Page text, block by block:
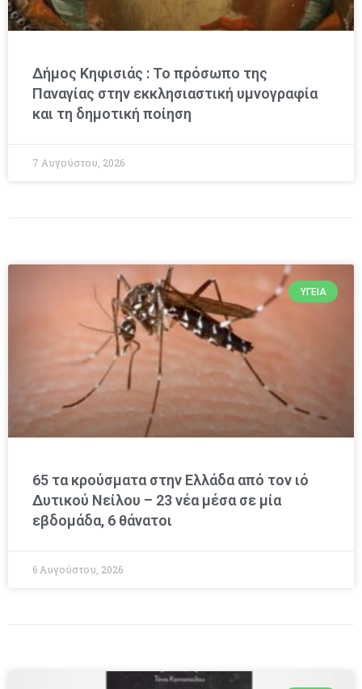
Δήμος Κηφισιάς : Το πρόσωπο της
Παναγίας στην εκκλησιαστική υμνογραφία
και τη δημοτική ποίηση
7 Αυγούστου, 2026
ΥΓΕΊΑ
65 τα κρούσματα στην Ελλάδα από τον ιό
Δυτικού Νείλου – 23 νέα μέσα σε μία
εβδομάδα, 6 θάνατοι
6 Αυγούστου, 2026